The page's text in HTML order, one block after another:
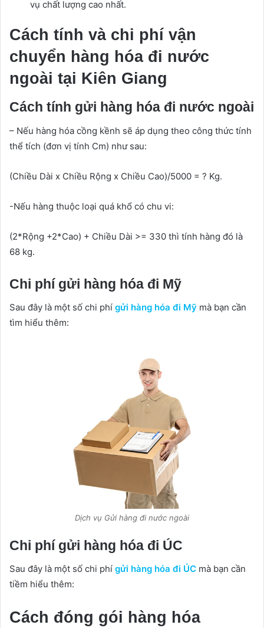
vụ chất lượng cao nhất.
Cách tính và chi phí vận
chuyển hàng hóa đi nước
ngoài tại Kiên Giang
Cách tính gửi hàng hóa đi nước ngoài
– Nếu hàng hóa cồng kềnh sẽ áp dụng theo công thức tính
thể tích (đơn vị tính Cm) như sau:
(Chiều Dài x Chiều Rộng x Chiều Cao)/5000 = ? Kg.
-Nếu hàng thuộc loại quá khổ có chu vi:
(2*Rộng +2*Cao) + Chiều Dài >= 330 thì tính hàng đó là
68 kg.
Chi phí gửi hàng hóa đi Mỹ
Sau đây là một số chi phí gửi hàng hóa đi Mỹ mà bạn cần
tìm hiểu thêm:
Dịch vụ Gửi hàng đi nước ngoài
Chi phí gửi hàng hóa đi ÚC
Sau đây là một số chi phí gửi hàng hóa đi ÚC mà bạn cần
tiềm hiểu thêm:
Cách đóng gói hàng hóa